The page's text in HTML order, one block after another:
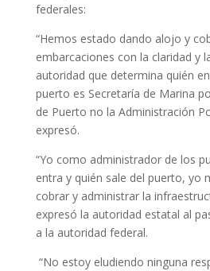
federales:
“Hemos estado dando alojo y
embarcaciones con la claridad y
autoridad que determina quién
puerto es Secretaría de Marina
de Puerto no la Administración
expresó.
“Yo como administrador de los
entra y quién sale del puerto, yo
cobrar y administrar la
expresó la autoridad estatal al
a la autoridad federal.
“No estoy eludiendo ninguna